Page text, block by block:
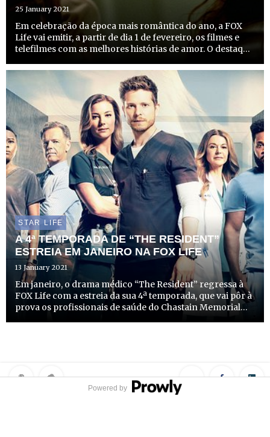
25 January 2021
Em celebração da época mais romântica do ano, a FOX
Life vai emitir, a partir de dia 1 de fevereiro, os filmes e
telefilmes com as melhores histórias de amor. O destaque
Namorados, dia 14, uma aclamada obra prima cinemat...
STAR LIFE
A 4ª TEMPORADA DE “THE RESIDENT”
ESTREIA EM JANEIRO NA FOX LIFE
13 January 2021
Em janeiro, o drama médico “The Resident” regressa à
FOX Life com a estreia da sua 4ª temporada, que vai pôr à
prova os profissionais de saúde do Chastain Memorial
Powered by